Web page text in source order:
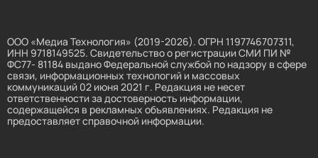
ООО «Медиа Технология» (2019-2026). ОГРН 1197746707311,
ИНН 9718149525. Свидетельство о регистрации СМИ ПИ №
ФС77- 81184 выдано Федеральной службой по надзору в сфере
связи, информационных технологий и массовых
коммуникаций 02 июня 2021 г. Редакция не несет
ответственности за достоверность информации,
содержащейся в рекламных объявлениях. Редакция не
предоставляет справочной информации.